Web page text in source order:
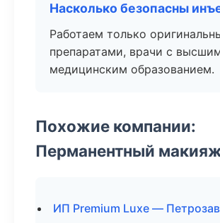
Насколько безопасны
Работаем только
препаратами, врачи с
медицинским образованием.
Похожие компании:
Перманентный
ИП Premium Luxe —